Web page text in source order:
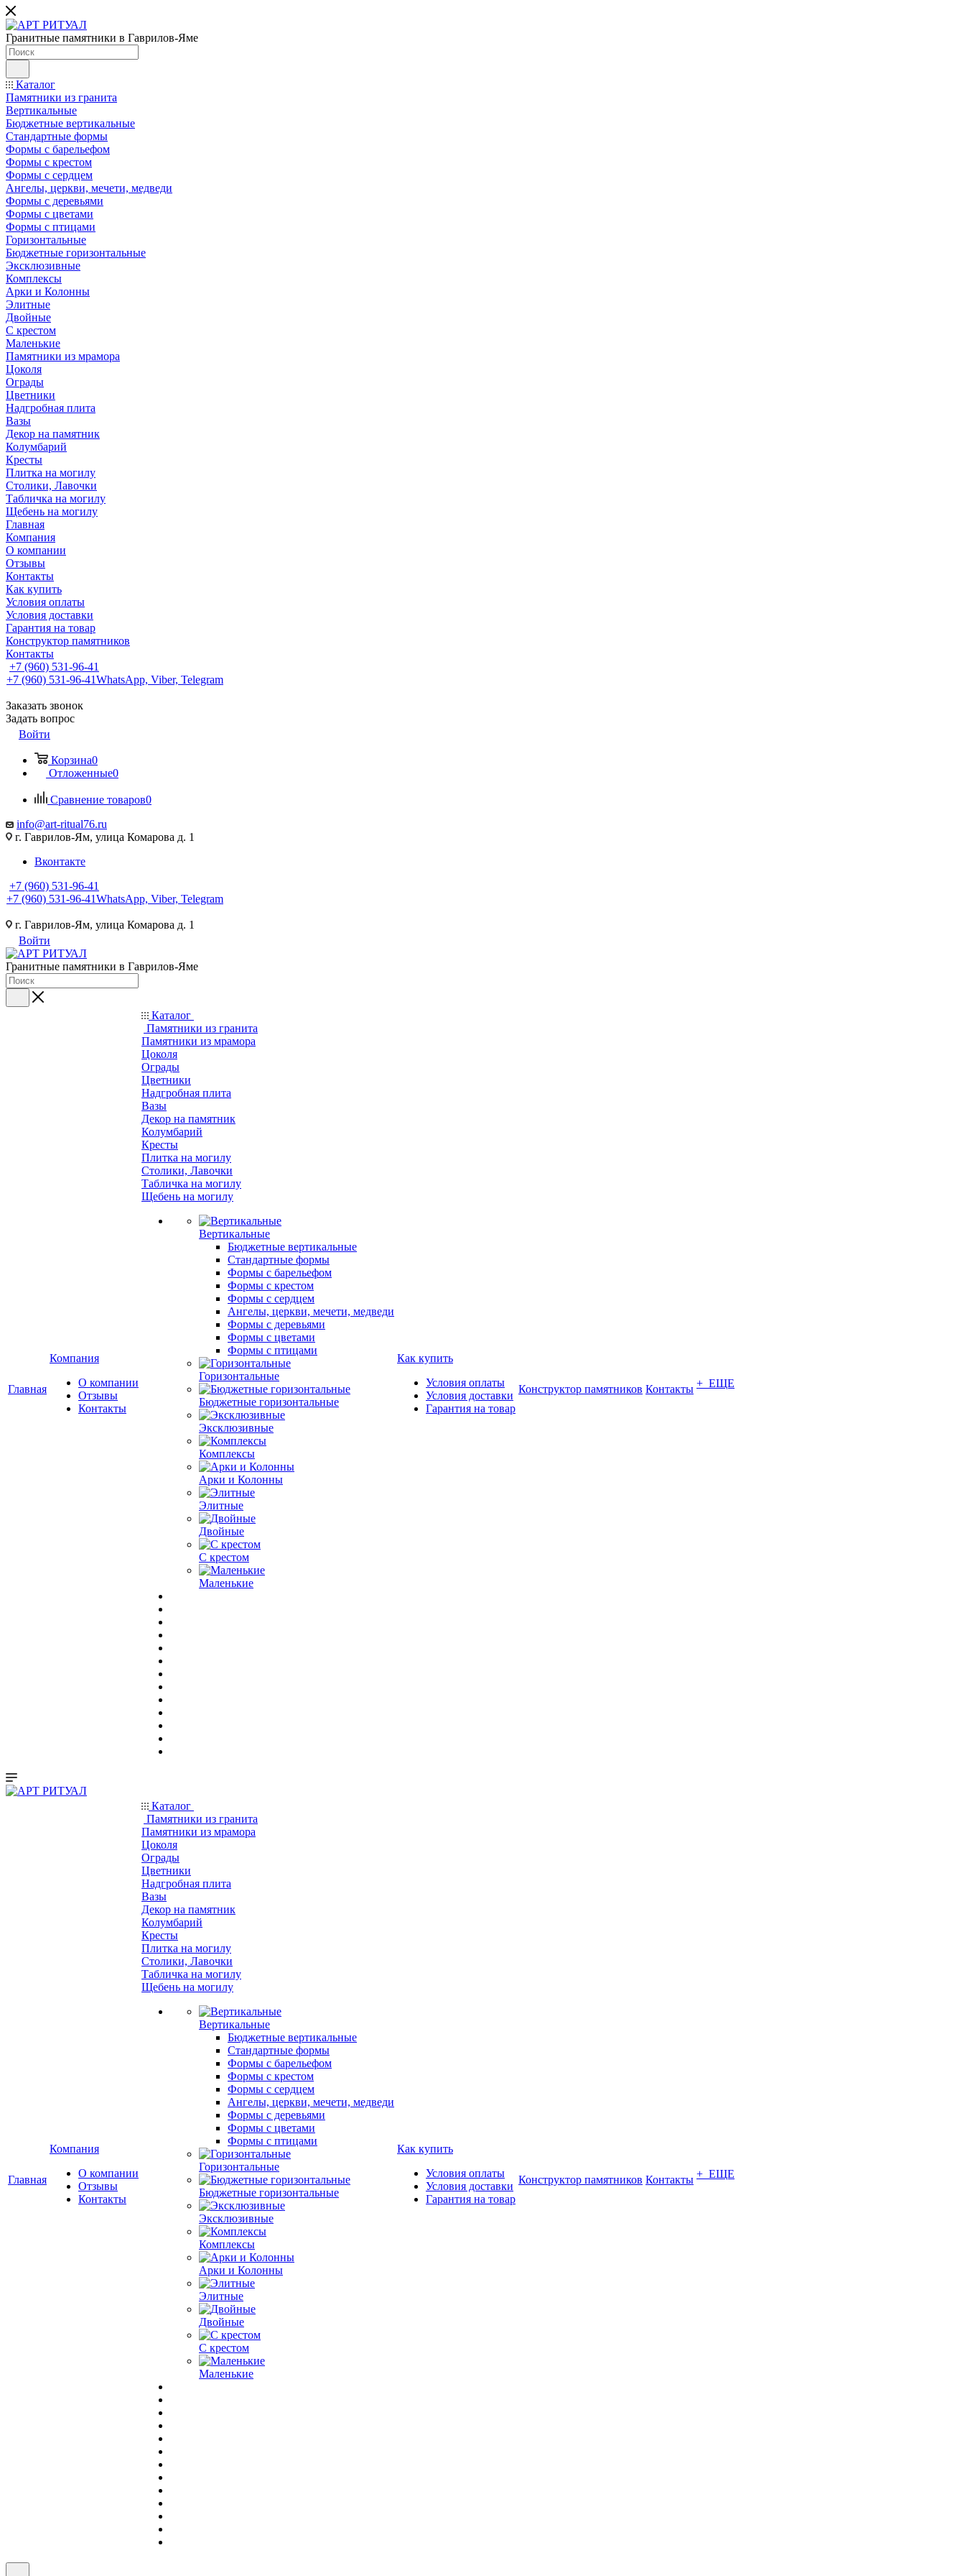
Гранитные памятники в Гаврилов-Яме
Каталог
Памятники из гранита
Вертикальные
Бюджетные вертикальные
Стандартные формы
Формы с барельефом
Формы с крестом
Формы с сердцем
Ангелы, церкви, мечети, медведи
Формы с деревьями
Формы с цветами
Формы с птицами
Горизонтальные
Бюджетные горизонтальные
Эксклюзивные
Комплексы
Арки и Колонны
Элитные
Двойные
С крестом
Маленькие
Памятники из мрамора
Цоколя
Ограды
Цветники
Надгробная плита
Вазы
Декор на памятник
Колумбарий
Кресты
Плитка на могилу
Столики, Лавочки
Табличка на могилу
Щебень на могилу
Главная
Компания
О компании
Отзывы
Контакты
Как купить
Условия оплаты
Условия доставки
Гарантия на товар
Конструктор памятников
Контакты
+7 (960) 531-96-41
+7 (960) 531-96-41WhatsApp, Viber, Telegram
Заказать звонок
Задать вопрос
Войти
Корзина0
Отложенные0
Сравнение товаров0
info@art-ritual76.ru
г. Гаврилов-Ям, улица Комарова д. 1
Вконтакте
+7 (960) 531-96-41
+7 (960) 531-96-41WhatsApp, Viber, Telegram
г. Гаврилов-Ям, улица Комарова д. 1
Войти
Гранитные памятники в Гаврилов-Яме
Главная
Компания
О компании
Отзывы
Контакты
Каталог
Памятники из гранита
Памятники из мрамора
Цоколя
Ограды
Цветники
Надгробная плита
Вазы
Декор на памятник
Колумбарий
Кресты
Плитка на могилу
Столики, Лавочки
Табличка на могилу
Щебень на могилу
Вертикальные
Бюджетные вертикальные
Стандартные формы
Формы с барельефом
Формы с крестом
Формы с сердцем
Ангелы, церкви, мечети, медведи
Формы с деревьями
Формы с цветами
Формы с птицами
Горизонтальные
Бюджетные горизонтальные
Эксклюзивные
Комплексы
Арки и Колонны
Элитные
Двойные
С крестом
Маленькие
Как купить
Условия оплаты
Условия доставки
Гарантия на товар
Конструктор памятников Контакты + ЕЩЕ
Главная
Компания
О компании
Отзывы
Контакты
Каталог
Памятники из гранита
Памятники из мрамора
Цоколя
Ограды
Цветники
Надгробная плита
Вазы
Декор на памятник
Колумбарий
Кресты
Плитка на могилу
Столики, Лавочки
Табличка на могилу
Щебень на могилу
Вертикальные
Бюджетные вертикальные
Стандартные формы
Формы с барельефом
Формы с крестом
Формы с сердцем
Ангелы, церкви, мечети, медведи
Формы с деревьями
Формы с цветами
Формы с птицами
Горизонтальные
Бюджетные горизонтальные
Эксклюзивные
Комплексы
Арки и Колонны
Элитные
Двойные
С крестом
Маленькие
Как купить
Условия оплаты
Условия доставки
Гарантия на товар
Конструктор памятников Контакты + ЕЩЕ